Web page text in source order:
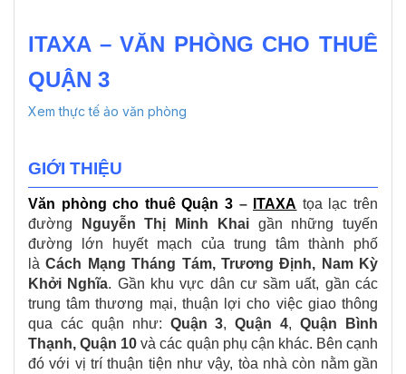
ITAXA – VĂN PHÒNG CHO THUÊ
QUẬN 3
Xem thực tế ảo văn phòng
GIỚI THIỆU
Văn phòng cho thuê Quận 3 – ITAXA tọa lạc trên
đường
Nguyễn Thị Minh Khaigần những tuyến
đường lớn huyết mạch của trung tâm thành phố
làCách Mạng Tháng Tám, Trương Định, Nam Kỳ
Khởi Nghĩa. Gần khu vực dân cư sầm uất, gần các
trung tâm thương mại, thuận lợi cho việc giao thông
qua các quận như: Quận 3,Quận 4,Quận Bình
Thạnh, Quận 10 và các quận phụ cận khác. Bên cạnh
đó với vị trí thuận tiện như vậy, tòa nhà còn nằm gần